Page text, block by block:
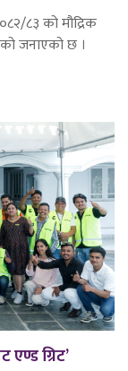
८३ को मौद्रिक
जनाएको छ ।
एण्ड ग्रिट’